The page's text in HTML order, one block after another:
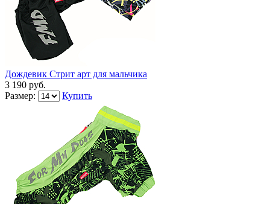
Дождевик Стрит арт для мальчика
3 190 руб.
Размер:
Купить